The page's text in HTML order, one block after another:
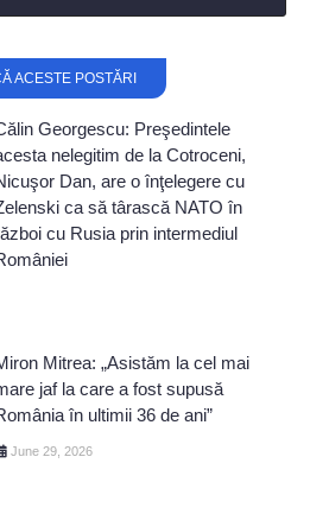
ACESTE POSTĂRI
Georgescu: Preşedintele
nelegitim de la Cotroceni,
Dan, are o înţelegere cu
ca să târască NATO în
cu Rusia prin intermediul
Mitrea: „Asistăm la cel mai
jaf la care a fost supusă
în ultimii 36 de ani”
June 29, 2026